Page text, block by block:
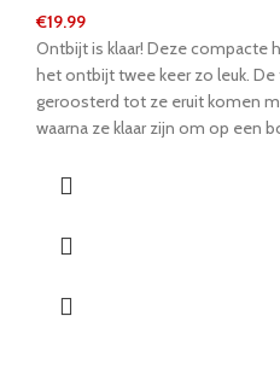
€19.99
Ontbijt is klaar! Deze compacte
het ontbijt twee keer zo leuk.
geroosterd tot ze eruit komen
waarna ze klaar zijn om op een
gelamineerd hout kan aan al
bevestigd met Velcro® en kan
meegeleverde houten mes. De
roosteren!